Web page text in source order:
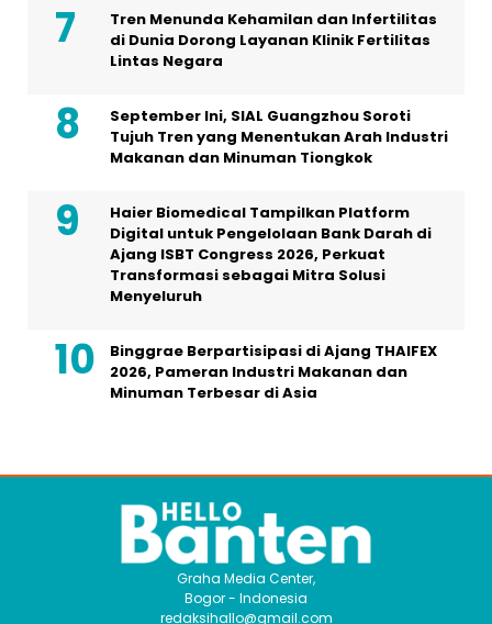
Tren Menunda Kehamilan dan Infertilitas
di Dunia Dorong Layanan Klinik Fertilitas
Lintas Negara
September Ini, SIAL Guangzhou Soroti
Tujuh Tren yang Menentukan Arah Industri
Makanan dan Minuman Tiongkok
Haier Biomedical Tampilkan Platform
Digital untuk Pengelolaan Bank Darah di
Ajang ISBT Congress 2026, Perkuat
Transformasi sebagai Mitra Solusi
Menyeluruh
Binggrae Berpartisipasi di Ajang THAIFEX
2026, Pameran Industri Makanan dan
Minuman Terbesar di Asia
Graha Media Center,
Bogor - Indonesia
redaksihallo@gmail.com